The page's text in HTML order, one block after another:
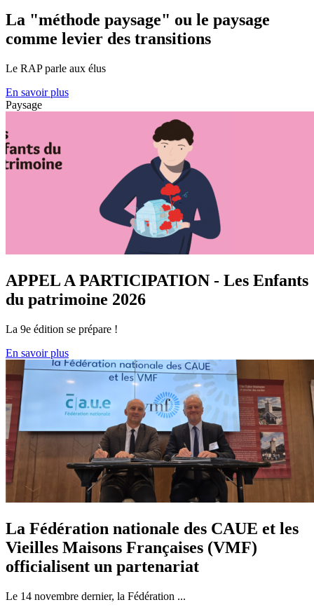
La "méthode paysage" ou le paysage
comme levier des transitions
Le RAP parle aux élus
En savoir plus
Paysage
APPEL A PARTICIPATION - Les Enfants
du patrimoine 2026
La 9e édition se prépare !
En savoir plus
La Fédération nationale des CAUE et les
Vieilles Maisons Françaises (VMF)
officialisent un partenariat
Le 14 novembre dernier, la Fédération ...